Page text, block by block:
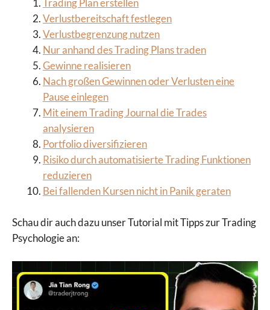
Trading Plan erstellen
Verlustbereitschaft festlegen
Verlustbegrenzung nutzen
Nur anhand des Trading Plans traden
Gewinne realisieren
Nach großen Gewinnen oder Verlusten eine
Pause einlegen
Mit einem Trading Journal die Trades
analysieren
Portfolio diversifizieren
Risiko durch automatisierte Trading Funktionen
reduzieren
Bei fallenden Kursen nicht in Panik geraten
Schau dir auch dazu unser Tutorial mit Tipps zur Trading
Psychologie an: